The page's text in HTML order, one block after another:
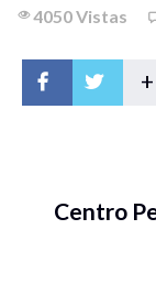
4050 Vistas
+
Centro